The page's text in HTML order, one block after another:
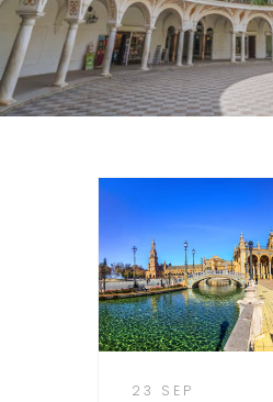
23 SEP